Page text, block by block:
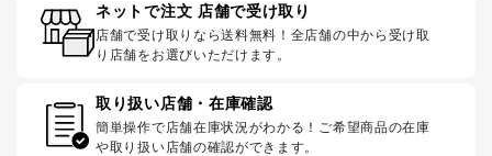
ネットで注文 店舗で受け取り
店舗で受け取りなら送料無料！全店舗の中から受け取
り店舗をお選びいただけます。
取り扱い店舗・在庫確認
簡単操作で店舗在庫状況がわかる！ご希望商品の在庫
や取り扱い店舗の確認ができます。